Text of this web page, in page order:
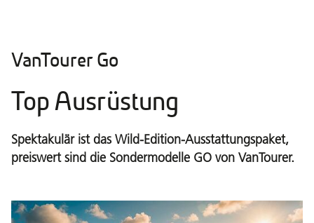
VanTourer Go
Top Ausrüstung
Spektakulär ist das Wild-Edition-Ausstattungspaket,
preiswert sind die Sondermodelle GO von VanTourer.